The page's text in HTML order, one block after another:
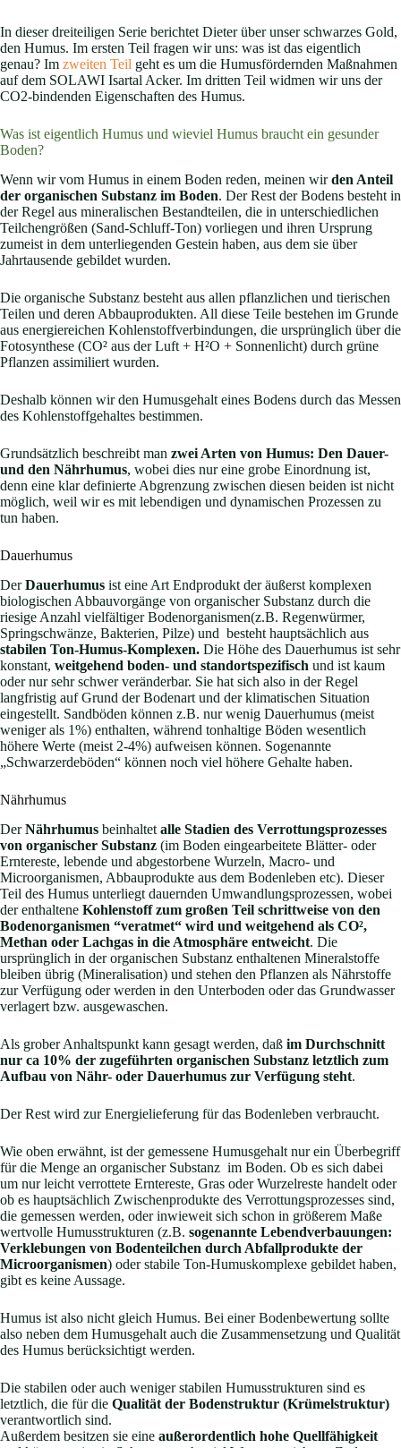
In dieser dreiteiligen Serie berichtet Dieter über unser schwarzes Gold,
den Humus. Im ersten Teil fragen wir uns: was ist das eigentlich
genau? Im zweiten Teil geht es um die Humusfördernden Maßnahmen
auf dem SOLAWI Isartal Acker. Im dritten Teil widmen wir uns der
CO2-bindenden Eigenschaften des Humus.
Was ist eigentlich Humus und wieviel Humus braucht ein gesunder
Boden?
Wenn wir vom Humus in einem Boden reden, meinen wirden Anteil
der organischen Substanz im Boden. Der Rest der Bodens besteht in
der Regel aus mineralischen Bestandteilen, die in unterschiedlichen
Teilchengrößen (Sand-Schluff-Ton) vorliegen und ihren Ursprung
zumeist in dem unterliegenden Gestein haben, aus dem sie über
Jahrtausende gebildet wurden.
Die organische Substanz besteht aus allen pflanzlichen und tierischen
Teilen und deren Abbauprodukten. All diese Teile bestehen im Grunde
aus energiereichen Kohlenstoffverbindungen, die ursprünglich über die
Fotosynthese (CO² aus der Luft + H²O + Sonnenlicht) durch grüne
Pflanzen assimiliert wurden.
Deshalb können wir den Humusgehalt eines Bodens durch das Messen
des Kohlenstoffgehaltes bestimmen.
Grundsätzlich beschreibt man zwei Arten von Humus: Den Dauer-
und den Nährhumus, wobei dies nur eine grobe Einordnung ist,
denn eine klar definierte Abgrenzung zwischen diesen beiden ist nicht
möglich, weil wir es mit lebendigen und dynamischen Prozessen zu
tun haben.
Dauerhumus
DerDauerhumus ist eine Art Endprodukt der äußerst komplexen
biologischen Abbauvorgänge von organischer Substanz durch die
riesige Anzahl vielfältiger Bodenorganismen(z.B. Regenwürmer,
Springschwänze, Bakterien, Pilze) und besteht hauptsächlich aus
stabilen Ton-Humus-Komplexen. Die Höhe des Dauerhumus ist sehr
konstant, weitgehend boden- und standortspezifisch und ist kaum
oder nur sehr schwer veränderbar. Sie hat sich also in der Regel
langfristig auf Grund der Bodenart und der klimatischen Situation
eingestellt. Sandböden können z.B. nur wenig Dauerhumus (meist
weniger als 1%) enthalten, während tonhaltige Böden wesentlich
höhere Werte (meist 2-4%) aufweisen können. Sogenannte
„Schwarzerdeböden“ können noch viel höhere Gehalte haben.
Nährhumus
DerNährhumus beinhaltet alle Stadien des Verrottungsprozesses
von organischer Substanz (im Boden eingearbeitete Blätter- oder
Erntereste, lebende und abgestorbene Wurzeln, Macro- und
Microorganismen, Abbauprodukte aus dem Bodenleben etc). Dieser
Teil des Humus unterliegt dauernden Umwandlungsprozessen, wobei
der enthaltene Kohlenstoff zum großen Teil schrittweise von den
Bodenorganismen “veratmet“ wird und weitgehend als CO²,
Methan oder Lachgas in die Atmosphäre entweicht. Die
ursprünglich in der organischen Substanz enthaltenen Mineralstoffe
bleiben übrig (Mineralisation) und stehen den Pflanzen als Nährstoffe
zur Verfügung oder werden in den Unterboden oder das Grundwasser
verlagert bzw. ausgewaschen.
Als grober Anhaltspunkt kann gesagt werden, daß im Durchschnitt
nur ca 10% der zugeführten organischen Substanz letztlich zum
Aufbau von Nähr- oder Dauerhumus zur Verfügung steht.
Der Rest wird zur Energielieferung für das Bodenleben verbraucht.
Wie oben erwähnt, ist der gemessene Humusgehalt nur ein Überbegriff
für die Menge an organischer Substanz im Boden. Ob es sich dabei
um nur leicht verrottete Erntereste, Gras oder Wurzelreste handelt oder
ob es hauptsächlich Zwischenprodukte des Verrottungsprozesses sind,
die gemessen werden, oder inwieweit sich schon in größerem Maße
wertvolle Humusstrukturen (z.B. sogenannte Lebendverbauungen:
Verklebungen von Bodenteilchen durch Abfallprodukte der
Microorganismen) oder stabile Ton-Humuskomplexe gebildet haben,
gibt es keine Aussage.
Humus ist also nicht gleich Humus. Bei einer Bodenbewertung sollte
also neben dem Humusgehalt auch die Zusammensetzung und Qualität
des Humus berücksichtigt werden.
Die stabilen oder auch weniger stabilen Humusstrukturen sind es
letztlich, die für die Qualität der Bodenstruktur (Krümelstruktur)
verantwortlich sind.
Außerdem besitzen sie eine außerordentlich hohe Quellfähigkeit